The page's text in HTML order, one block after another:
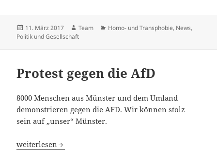
Veröffentlicht
am
11. März 2017 Autor
Team Kategorien
Homo- und Transphobie, News,
Politik und Gesellschaft
Protest gegen die AfD
8000 Menschen aus Münster und dem Umland
demonstrieren gegen die AFD. Wir können stolz
sein auf „unser“ Münster.
Protest gegen die AfD
weiterlesen